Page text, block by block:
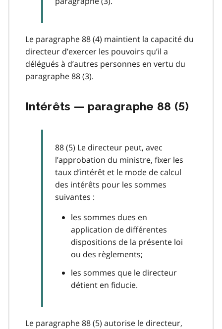
Le paragraphe 88 (4) maintient la capacité du
directeur d’exercer les pouvoirs qu’il a
délégués à d’autres personnes en vertu du
paragraphe 88 (3).
Intérêts — paragraphe 88 (5)
88 (5) Le directeur peut, avec
l’approbation du ministre, fixer les
taux d’intérêt et le mode de calcul
des intérêts pour les sommes
suivantes :
les sommes dues en
application de différentes
dispositions de la présente loi
ou des règlements;
les sommes que le directeur
détient en fiducie.
Le paragraphe 88 (5) autorise le directeur,